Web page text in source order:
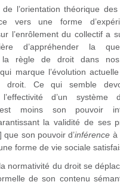
l’orientation théorique
vers une forme
l’enrôlement du collectif a
d’appréhender la
la règle de droit dans
marque l’évolution
droit. Ce qui semble
l’effectivité d’un système
moins son pouvoir
la validité de ses
que son pouvoir d’inférence à
forme de vie sociale
normativité du droit se
de son contenu